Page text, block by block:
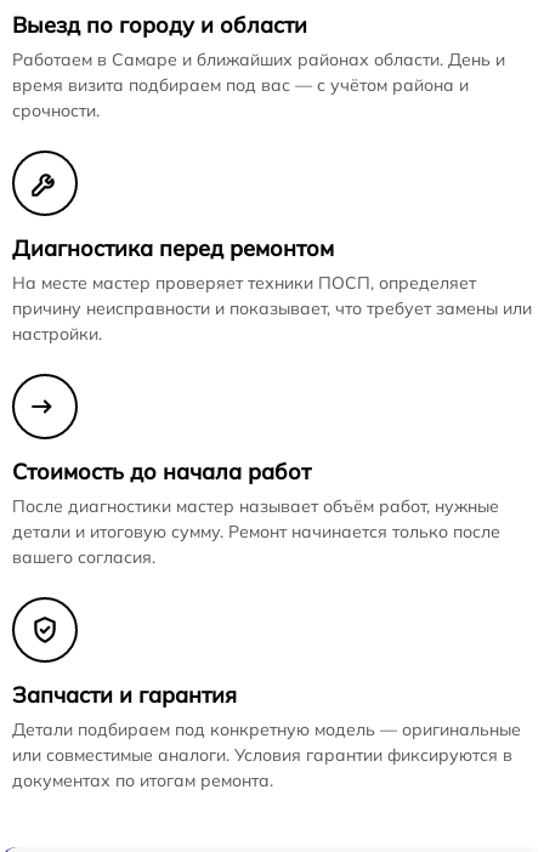
Выезд по городу и области
Работаем в Самаре и ближайших районах области. День и
время визита подбираем под вас — с учётом района и
срочности.
Диагностика перед ремонтом
На месте мастер проверяет техники ПОСП, определяет
причину неисправности и показывает, что требует замены или
настройки.
Стоимость до начала работ
После диагностики мастер называет объём работ, нужные
детали и итоговую сумму. Ремонт начинается только после
вашего согласия.
Запчасти и гарантия
Детали подбираем под конкретную модель — оригинальные
или совместимые аналоги. Условия гарантии фиксируются в
документах по итогам ремонта.